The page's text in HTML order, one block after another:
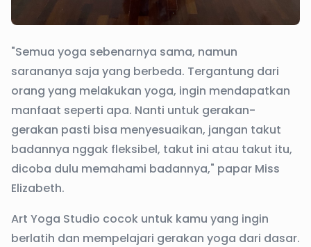
"Semua yoga sebenarnya sama, namun
sarananya saja yang berbeda. Tergantung dari
orang yang melakukan yoga, ingin mendapatkan
manfaat seperti apa. Nanti untuk gerakan-
gerakan pasti bisa menyesuaikan, jangan takut
badannya nggak fleksibel, takut ini atau takut itu,
dicoba dulu memahami badannya," papar Miss
Elizabeth.
Art Yoga Studio cocok untuk kamu yang ingin
berlatih dan mempelajari gerakan yoga dari dasar.